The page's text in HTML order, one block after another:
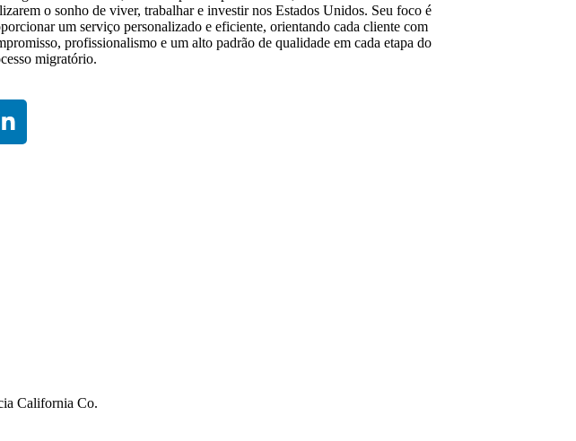
o sonho de viver, trabalhar e investir nos Estados Unidos. Seu foco é
um serviço personalizado e eficiente, orientando cada cliente com
profissionalismo e um alto padrão de qualidade em cada etapa do
migratório.
California Co.